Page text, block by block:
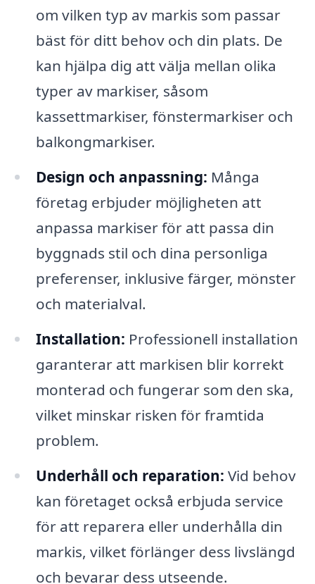
om vilken typ av markis som passar
bäst för ditt behov och din plats. De
kan hjälpa dig att välja mellan olika
typer av markiser, såsom
kassettmarkiser, fönstermarkiser och
balkongmarkiser.
Design och anpassning: Många
företag erbjuder möjligheten att
anpassa markiser för att passa din
byggnads stil och dina personliga
preferenser, inklusive färger, mönster
och materialval.
Installation: Professionell installation
garanterar att markisen blir korrekt
monterad och fungerar som den ska,
vilket minskar risken för framtida
problem.
Underhåll och reparation: Vid behov
kan företaget också erbjuda service
för att reparera eller underhålla din
markis, vilket förlänger dess livslängd
och bevarar dess utseende.